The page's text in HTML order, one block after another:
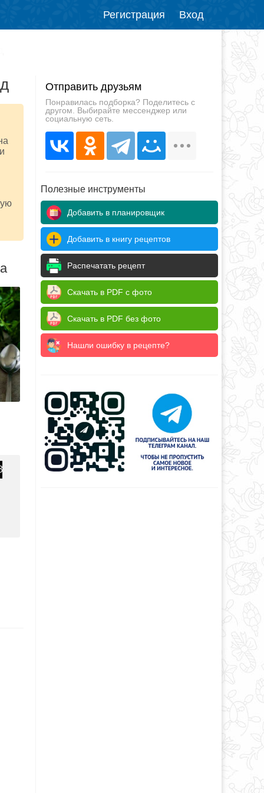
Регистрация Вход
Отправить друзьям
Понравилась подборка? Поделитесь с
другом. Выбирайте мессенджер или
социальную сеть.
Полезные инструменты
Добавить в планировщик
Добавить в книгу рецептов
Распечатать рецепт
Скачать в PDF с фото
Скачать в PDF без фото
Нашли ошибку в рецепте?